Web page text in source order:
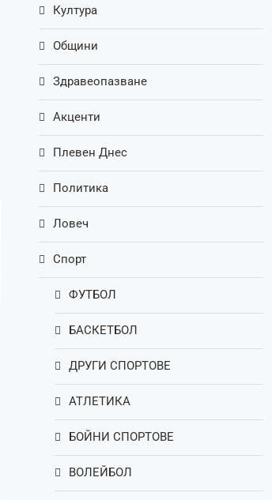
Култура
Общини
Здравеопазване
Акценти
Плевен Днес
Политика
Ловеч
Спорт
ФУТБОЛ
БАСКЕТБОЛ
ДРУГИ СПОРТОВЕ
АТЛЕТИКА
БОЙНИ СПОРТОВЕ
ВОЛЕЙБОЛ